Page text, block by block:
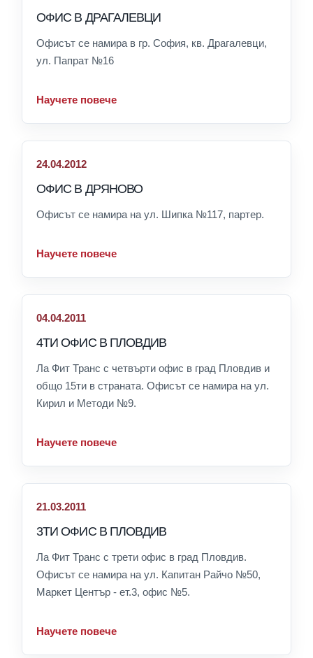
ОФИС В ДРАГАЛЕВЦИ
Офисът се намира в гр. София, кв. Драгалевци,
ул. Папрат №16
Научете повече
24.04.2012
ОФИС В ДРЯНОВО
Офисът се намира на ул. Шипка №117, партер.
Научете повече
04.04.2011
4ТИ ОФИС В ПЛОВДИВ
Ла Фит Транс с четвърти офис в град Пловдив и
общо 15ти в страната. Офисът се намира на ул.
Кирил и Методи №9.
Научете повече
21.03.2011
3ТИ ОФИС В ПЛОВДИВ
Ла Фит Транс с трети офис в град Пловдив.
Офисът се намира на ул. Капитан Райчо №50,
Маркет Център - ет.3, офис №5.
Научете повече